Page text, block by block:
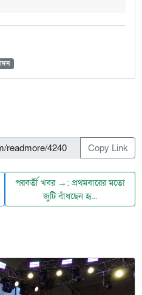
Copy Link
পরবর্তী খবর →: প্রথমবারের মতো
জুটি বাঁধছেন হৃ...